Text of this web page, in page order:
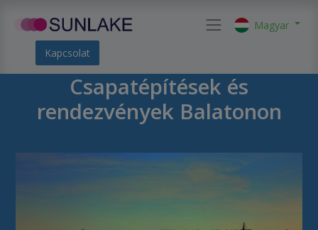
Magyar
Kapcsolat
Csapatépítések és
rendezvények Balatonon